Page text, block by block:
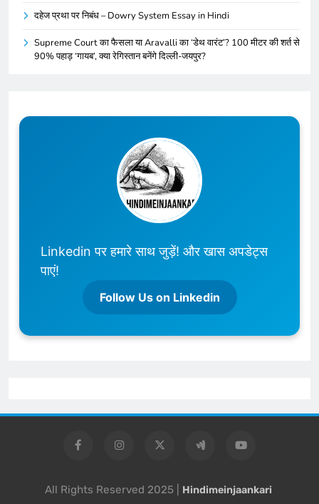
दहेज प्रथा पर निबंध – Dowry System Essay in Hindi
Supreme Court का फैसला या Aravalli का ‘डेथ वारंट’? 100 मीटर की शर्त से
90% पहाड़ ‘गायब’, क्या रेगिस्तान बनेंगे दिल्ली-जयपुर?
Linkedin पर हमारे साथ जुड़ें! और खास अपडेट्स
पाएं!
Follow Us on Linkedin
All Rights Reserved 2025 | Hindimeinjaankari